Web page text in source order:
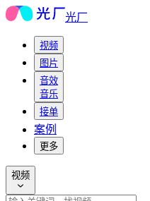
光厂
视频
图片
音效
音乐
接单
案例
更多
视频